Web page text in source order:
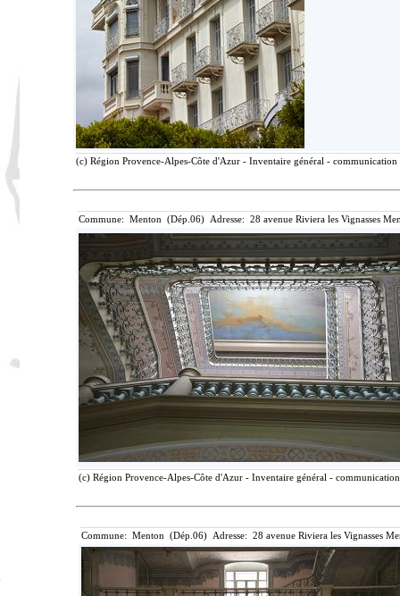
(c) Région Provence-Alpes-Côte d'Azur - Inventaire général -
Commune: Menton (Dép.06) Adresse: 28 avenue Riviera les Vignasses
(c) Région Provence-Alpes-Côte d'Azur - Inventaire général -
Commune: Menton (Dép.06) Adresse: 28 avenue Riviera les Vignasses